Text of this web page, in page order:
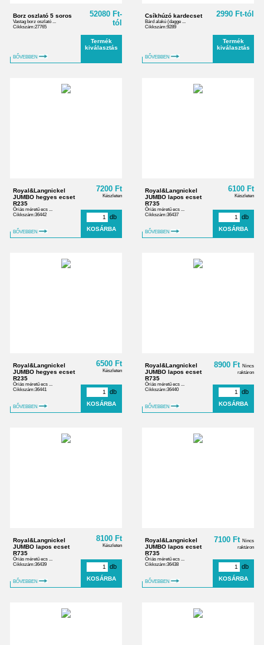
Borz oszlató 5 soros
Vastag borz oszlató ...
Cikkszám:27765
BŐVEBBEN
52080 Ft-
tól
Termék
kiválasztás
Csíkhúzó kardecset
Bárd alakú (dagge ...
Cikkszám:9289
BŐVEBBEN
2990 Ft-tól
Termék
kiválasztás
Royal&Langnickel
JUMBO hegyes ecset
R235
Óriás méretű ecs ...
Cikkszám:36442
BŐVEBBEN
7200 Ft
Készleten
db
Royal&Langnickel
JUMBO lapos ecset
R735
Óriás méretű ecs ...
Cikkszám:36437
BŐVEBBEN
6100 Ft
Készleten
db
Royal&Langnickel
JUMBO hegyes ecset
R235
Óriás méretű ecs ...
Cikkszám:36441
BŐVEBBEN
6500 Ft
Készleten
db
Royal&Langnickel
JUMBO lapos ecset
R735
Óriás méretű ecs ...
Cikkszám:36440
BŐVEBBEN
8900 Ft Nincs
raktáron
db
Royal&Langnickel
JUMBO lapos ecset
R735
Óriás méretű ecs ...
Cikkszám:36439
BŐVEBBEN
8100 Ft
Készleten
db
Royal&Langnickel
JUMBO lapos ecset
R735
Óriás méretű ecs ...
Cikkszám:36438
BŐVEBBEN
7100 Ft Nincs
raktáron
db